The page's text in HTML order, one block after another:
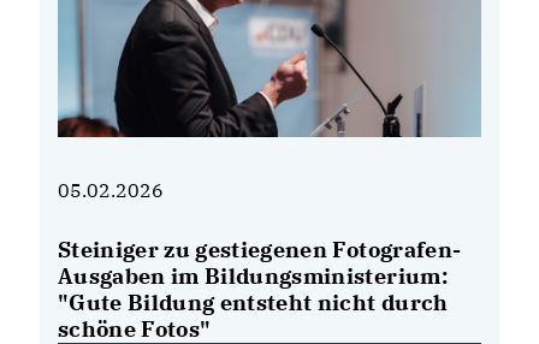
05.02.2026
Steiniger zu gestiegenen Fotografen-
Ausgaben im Bildungsministerium:
"Gute Bildung entsteht nicht durch
schöne Fotos"